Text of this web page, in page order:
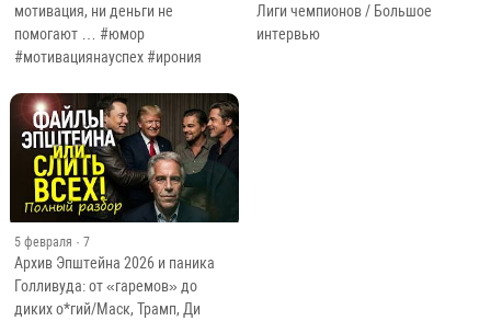
мотивация, ни деньги не
помогают … #юмор
#мотивациянауспех #ирония
Лиги чемпионов / Большое
интервью
5 февраля · 7
Архив Эпштейна 2026 и паника
Голливуда: от «гаремов» до
диких о*гий/Маск, Трамп, Ди